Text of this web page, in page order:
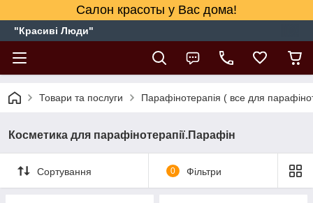
Салон красоты у Вас дома!
"Красиві Люди"
Товари та послуги Парафінотерапія ( все для
Косметика для парафінотерапії.Парафін
Сортування 0 Фільтри